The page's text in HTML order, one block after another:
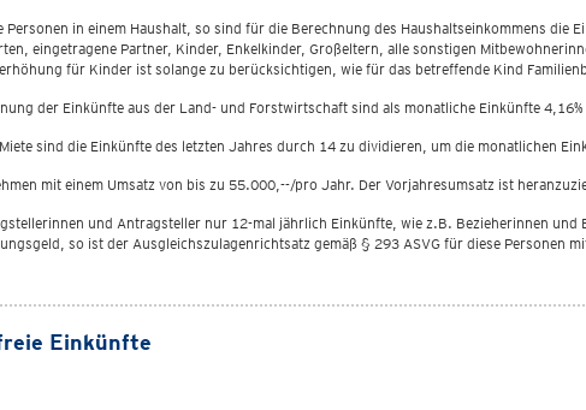
Personen in einem Haushalt, so sind für die Berechnung des Haushaltseinkommens
eingetragene Partner, Kinder, Enkelkinder, Großeltern, alle sonstigen
für Kinder ist solange zu berücksichtigen, wie für das betreffende Kind
der Einkünfte aus der Land- und Forstwirtschaft sind als monatliche Einkünfte
sind die Einkünfte des letzten Jahres durch 14 zu dividieren, um die monatlichen
mit einem Umsatz von bis zu 55.000,--/pro Jahr. Der Vorjahresumsatz ist
und Antragsteller nur 12-mal jährlich Einkünfte, wie z.B. Bezieherinnen
so ist der Ausgleichszulagenrichtsatz gemäß § 293 ASVG für diese Personen
Einkünfte